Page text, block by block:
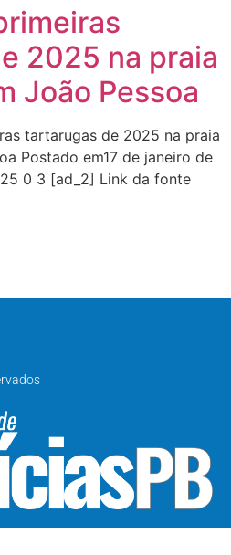
2025 na praia
João Pessoa
tartarugas de 2025 na praia
Postado em17 de janeiro de
0 3 [ad_2] Link da fonte